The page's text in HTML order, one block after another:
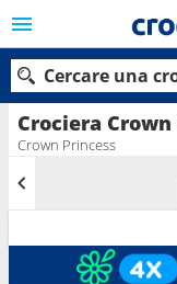
Crown Princess
Cercare una
Le nostre
Mesi di partenza